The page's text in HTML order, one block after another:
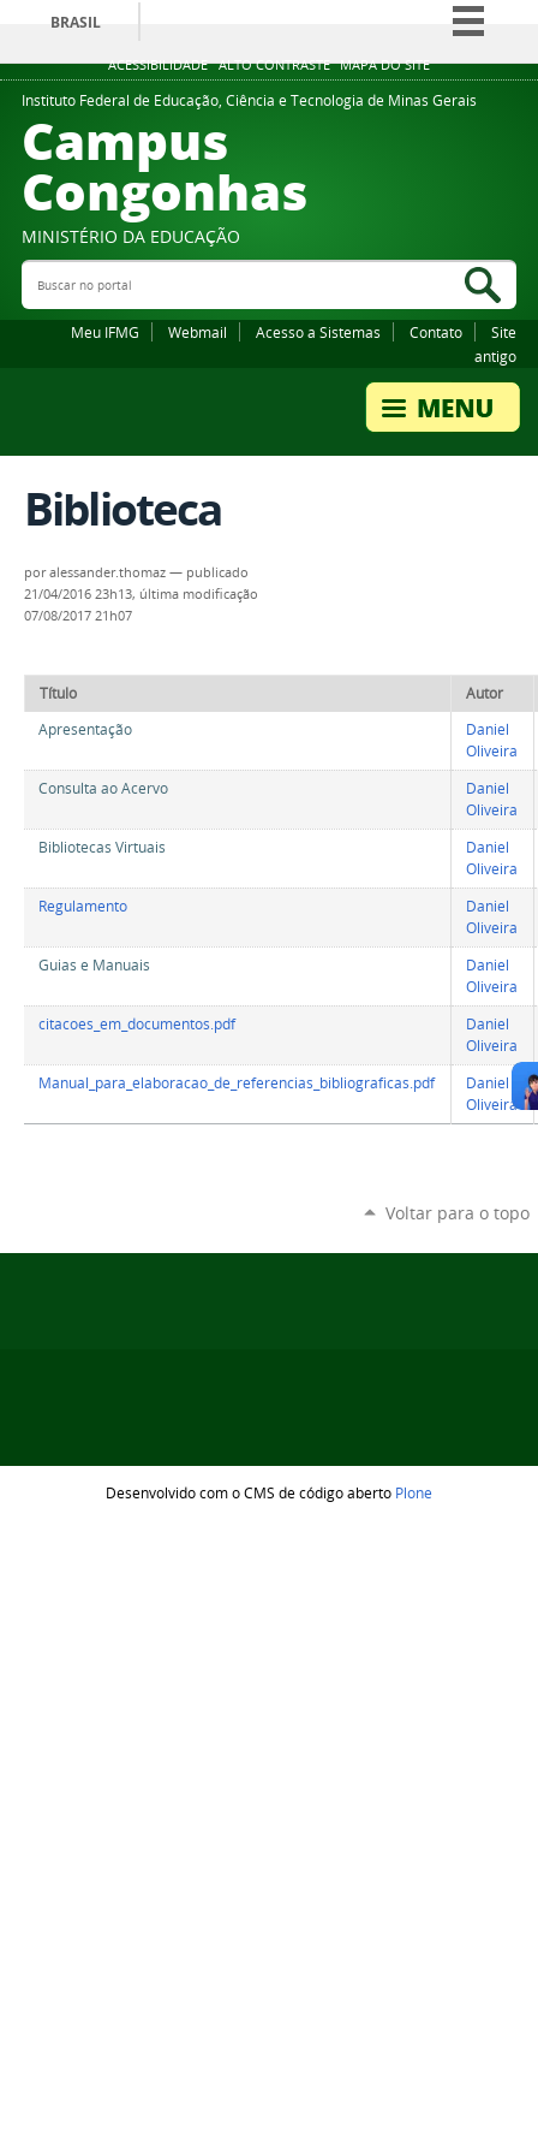
ACESSIBILIDADE ALTO CONTRASTE MAPA DO SITE
BRASIL
Simplifique!
Comunica BR
Instituto Federal de Educação, Ciência e Tecnologia de Minas Gerais
Campus
Congonhas
MINISTÉRIO DA EDUCAÇÃO
Buscar no portal
Meu IFMG Webmail Acesso a Sistemas Contato
Site
antigo
Biblioteca
poralessander.thomaz — publicado
21/04/2016 23h13, última modificação
07/08/2017 21h07
Título
Autor
Apresentação
Daniel
Oliveira
Consulta ao Acervo
Daniel
Oliveira
Bibliotecas Virtuais
Daniel
Oliveira
Regulamento
Daniel
Oliveira
Guias e Manuais
Daniel
Oliveira
citacoes_em_documentos.pdf
Daniel
Oliveira
Manual_para_elaboracao_de_referencias_bibliograficas.pdf
Daniel
Oliveira
Voltar para o topo
Desenvolvido com o CMS de código aberto Plone